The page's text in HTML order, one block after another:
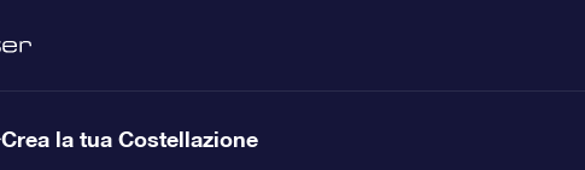
Crea la tua Costellazione